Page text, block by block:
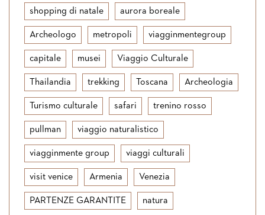
shopping di natale aurora boreale
Archeologo metropoli viagginmentegroup
capitale musei Viaggio Culturale
Thailandia trekking Toscana Archeologia
Turismo culturale safari trenino rosso
pullman viaggio naturalistico
viagginmente group viaggi culturali
visit venice Armenia Venezia
PARTENZE GARANTITE natura